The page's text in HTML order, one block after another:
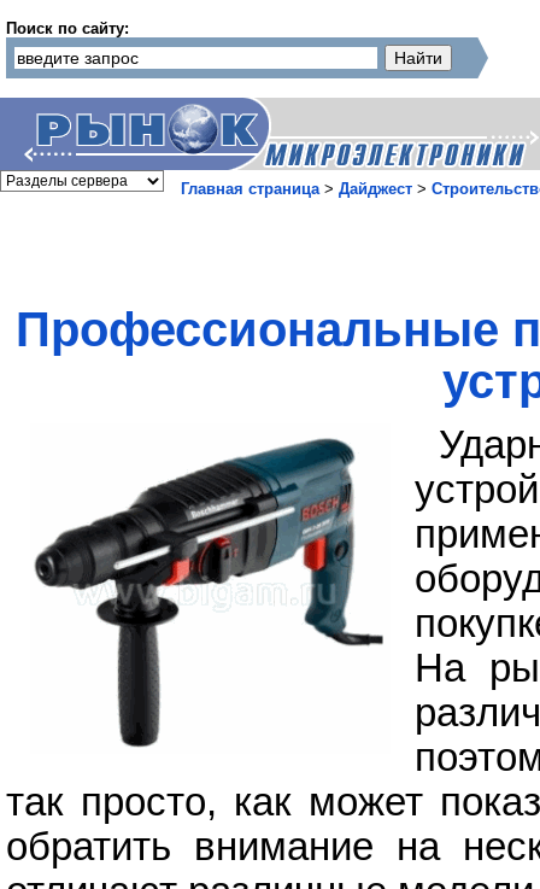
Поиск по сайту:
Главная страница> Дайджест >
Профессиональные
На
так просто, как может
обратить внимание на